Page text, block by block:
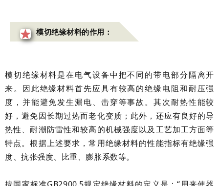
模切绝缘材料的作用：
模切绝缘材料是在电气设备中把不同的带电部分隔离开
来。因此绝缘材料首先应具有较高的绝缘电阻和耐压强
度，并能避免发生漏电、击穿等事故。其次耐热性能较
好，避免因长期过热而老化变质；此外，还应有良好的导
热性、耐潮防雷性和较高的机械强度以及工艺加工方面等
特点。根据上述要求，常用绝缘材料的性能指标有绝缘强
度、抗张强度、比重、膨胀系数等。